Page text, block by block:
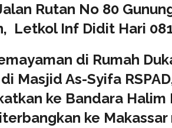
Rutan No 80
Letkol Inf Didit Hari
di Rumah
Masjid As-Syifa
ke Bandara Halim
ke